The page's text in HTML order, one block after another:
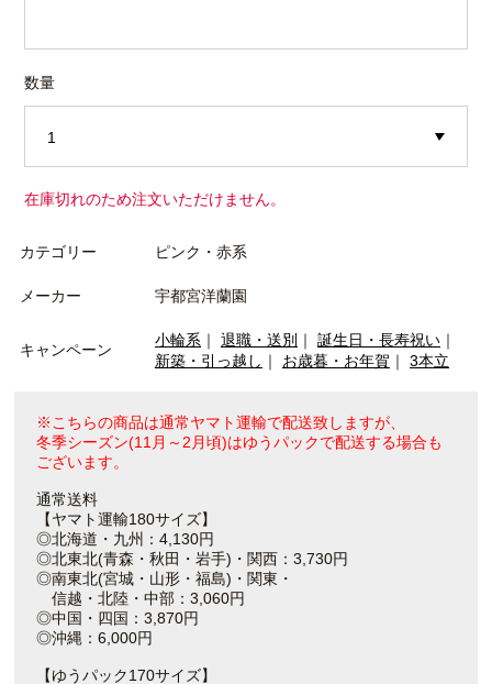
数量
在庫切れのため注文いただけません。
カテゴリー ピンク・赤系
メーカー 宇都宮洋蘭園
キャンペーン
小輪系 ｜ 退職・送別 ｜ 誕生日・長寿祝い ｜
新築・引っ越し ｜ お歳暮・お年賀 ｜ 3本立
※こちらの商品は通常ヤマト運輸で配送致しますが、
冬季シーズン(11月～2月頃)はゆうパックで配送する場合も
ございます。
通常送料
【ヤマト運輸180サイズ】
◎北海道・九州：4,130円
◎北東北(青森・秋田・岩手)・関西：3,730円
◎南東北(宮城・山形・福島)・関東・
信越・北陸・中部：3,060円
◎中国・四国：3,870円
◎沖縄：6,000円
【ゆうパック170サイズ】